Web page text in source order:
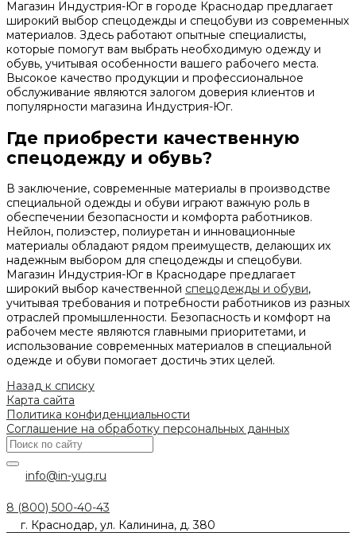
Магазин Индустрия-Юг в городе Краснодар предлагает
широкий выбор спецодежды и спецобуви из современных
материалов. Здесь работают опытные специалисты,
которые помогут вам выбрать необходимую одежду и
обувь, учитывая особенности вашего рабочего места.
Высокое качество продукции и профессиональное
обслуживание являются залогом доверия клиентов и
популярности магазина Индустрия-Юг.
Где приобрести качественную
спецодежду и обувь?
В заключение, современные материалы в производстве
специальной одежды и обуви играют важную роль в
обеспечении безопасности и комфорта работников.
Нейлон, полиэстер, полиуретан и инновационные
материалы обладают рядом преимуществ, делающих их
надежным выбором для спецодежды и спецобуви.
Магазин Индустрия-Юг в Краснодаре предлагает
широкий выбор качественной спецодежды и обуви,
учитывая требования и потребности работников из разных
отраслей промышленности. Безопасность и комфорт на
рабочем месте являются главными приоритетами, и
использование современных материалов в специальной
одежде и обуви помогает достичь этих целей.
Назад к списку
Карта сайта
Политика конфиденциальности
Соглашение на обработку персональных данных
info@in-yug.ru
8 (800) 500-40-43
г. Краснодар, ул. Калинина, д. 380